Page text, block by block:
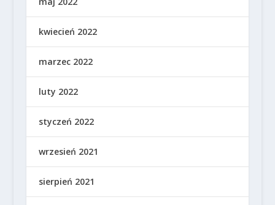
kwiecień 2022
marzec 2022
luty 2022
styczeń 2022
wrzesień 2021
sierpień 2021